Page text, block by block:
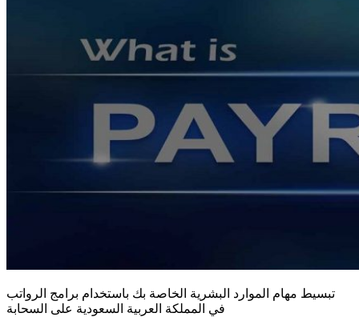
تبسيط مهام الموارد البشرية الخاصة بك باستخدام برامج الرواتب
في المملكة العربية السعودية على السحابة